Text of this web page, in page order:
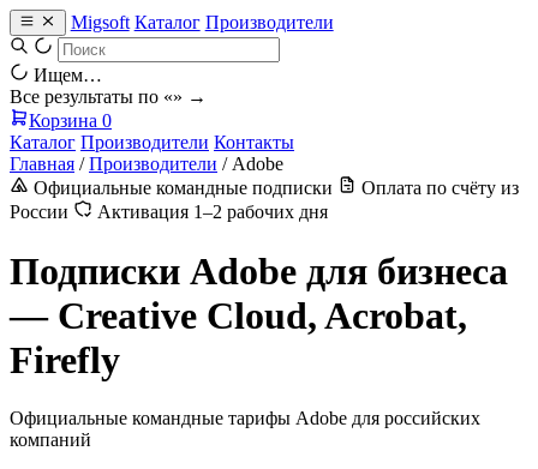
Migsoft Каталог Производители
Ищем…
Все результаты по «» →
Корзина 0
Каталог Производители Контакты
Главная / Производители / Adobe
Официальные командные подписки
Оплата по счёту из
России
Активация 1–2 рабочих дня
Подписки Adobe для бизнеса
— Creative Cloud, Acrobat,
Firefly
Официальные командные тарифы Adobe для российских
компаний